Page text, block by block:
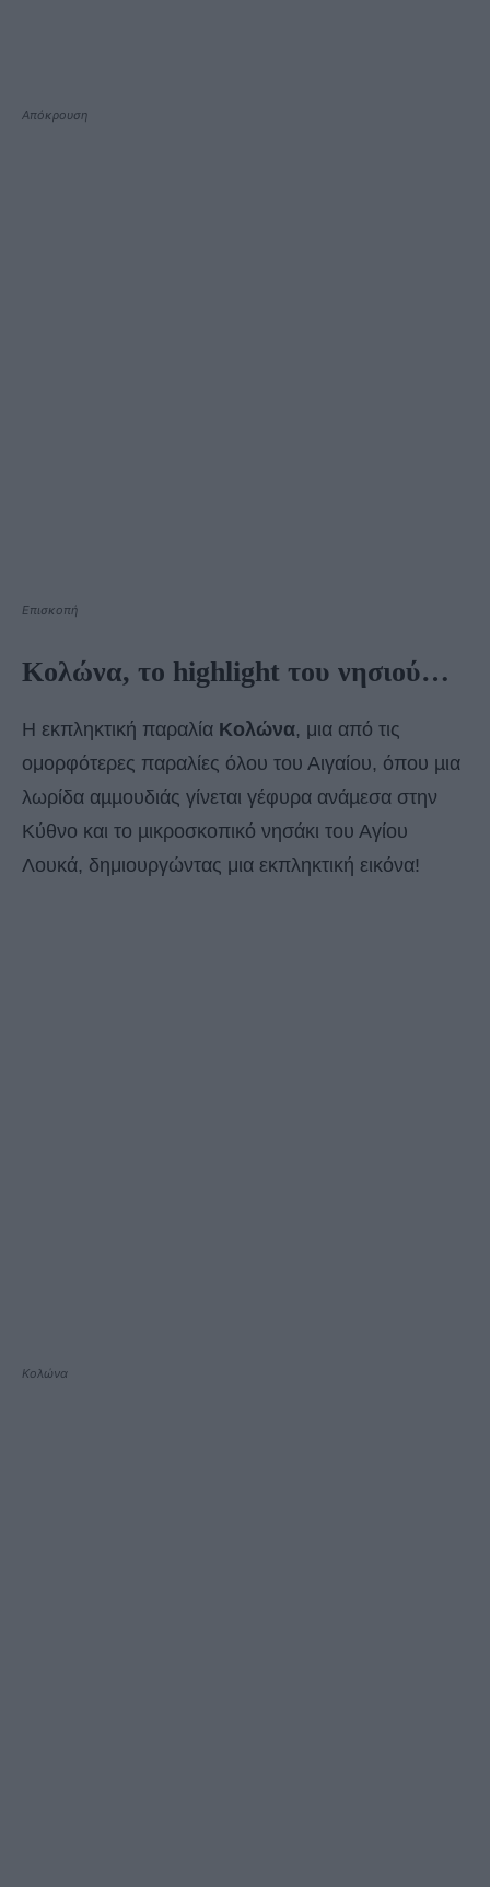
Απόκρουση
Επισκοπή
Κολώνα, το highlight του νησιού…
Η εκπληκτική παραλία Κολώνα, μια από τις
ομορφότερες παραλίες όλου του Αιγαίου, όπου µια
λωρίδα αµµουδιάς γίνεται γέφυρα ανάµεσα στην
Κύθνο και το µικροσκοπικό νησάκι του Αγίου
Λουκά, δημιουργώντας μια εκπληκτική εικόνα!
Κολώνα